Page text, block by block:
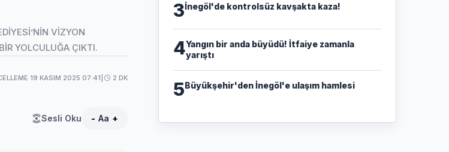
VİZYON
YOLCULUĞA ÇIKTI.
19 KASIM 2025 07:41 2 DK
Sesli Oku - Aa +
3İnegöl'de kontrolsüz kavşakta kaza!
4Yangın bir anda büyüdü! İtfaiye zamanla
yarıştı
5Büyükşehir'den İnegöl'e ulaşım hamlesi